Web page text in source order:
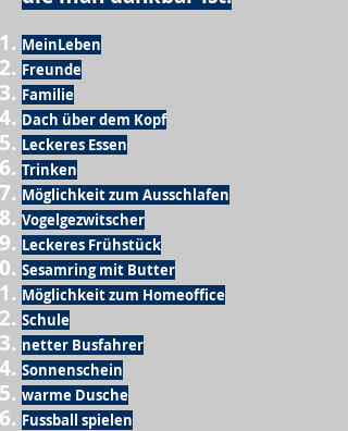
MeinLeben
Freunde
Familie
Dach über dem Kopf
Leckeres Essen
Trinken
Möglichkeit zum Ausschlafen
Vogelgezwitscher
Leckeres Frühstück
Sesamring mit Butter
Möglichkeit zum Homeoffice
Schule
netter Busfahrer
Sonnenschein
warme Dusche
Fussball spielen